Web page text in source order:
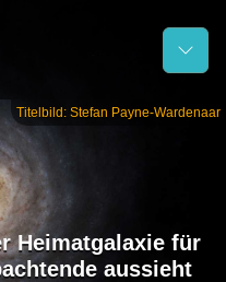
Titelbild: Stefan Payne-Wardenaar
Heimatgalaxie für
aussieht